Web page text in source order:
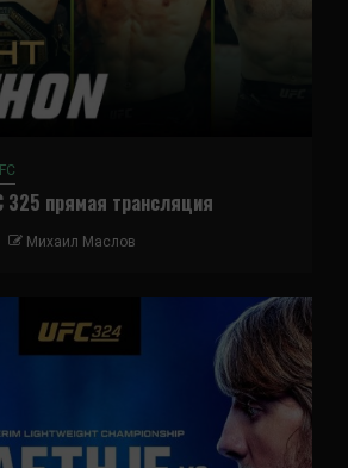
325 прямая трансляция
Михаил Маслов